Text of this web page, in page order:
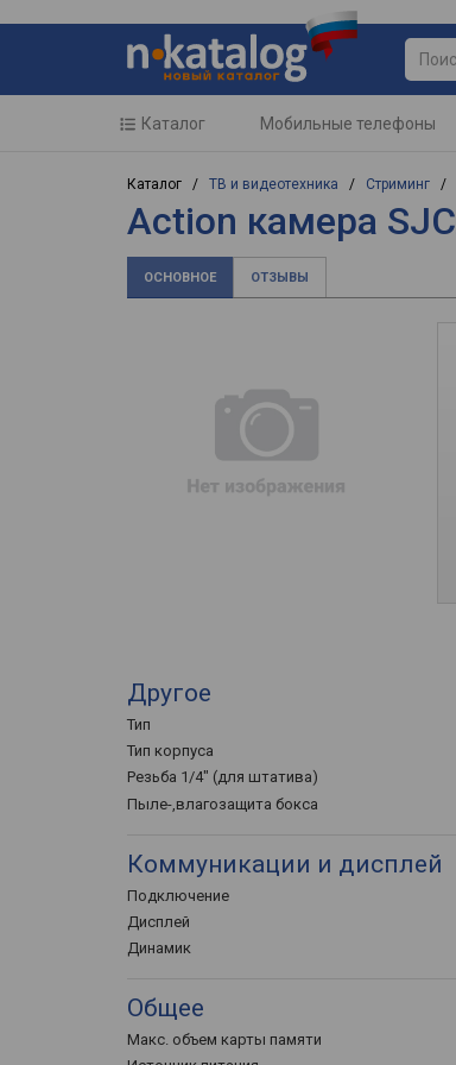
Каталог Мобильные телефоны
Каталог / ТВ и видеотехника / Стриминг /
Action камера
ОСНОВНОЕ ОТЗЫВЫ
Другое
Тип
Тип корпуса
Резьба 1/4" (для штатива)
Пыле-,влагозащита бокса
Коммуникации и дисплей
Подключение
Дисплей
Динамик
Общее
Макс. объем карты памяти